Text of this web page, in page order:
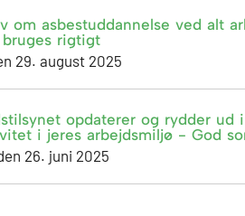
om asbestuddannelse ved alt
rigtigt
29. august 2025
opdaterer og rydder
i jeres arbejdsmiljø - God
26. juni 2025